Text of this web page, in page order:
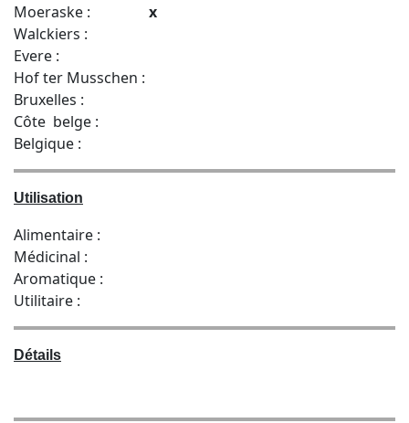
Moeraske :
x
Walckiers :
Evere :
Hof ter Musschen :
Bruxelles :
Côte belge :
Belgique :
Utilisation
Alimentaire :
Médicinal :
Aromatique :
Utilitaire :
Détails